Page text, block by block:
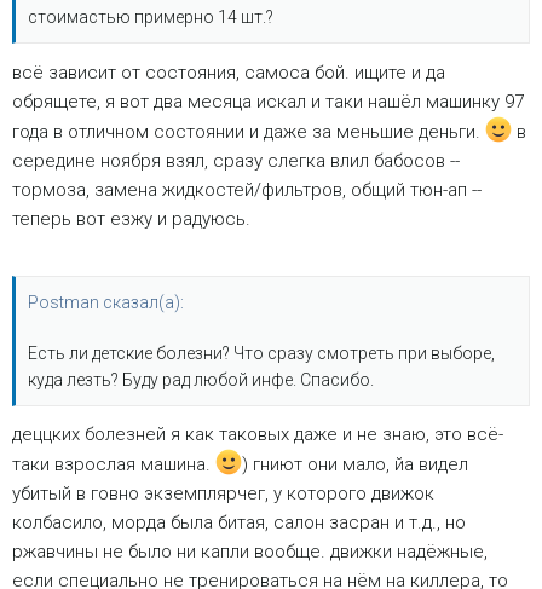
стоимастью примерно 14 шт.?
всё зависит от состояния, самоса бой. ищите и да
обрящете, я вот два месяца искал и таки нашёл машинку 97
года в отличном состоянии и даже за меньшие деньги.
в
середине ноября взял, сразу слегка влил бабосов --
тормоза, замена жидкостей/фильтров, общий тюн-ап --
теперь вот езжу и радуюсь.
Postman сказал(а):
Есть ли детские болезни? Что сразу смотреть при выборе,
куда лезть? Буду рад любой инфе. Спасибо.
деццких болезней я как таковых даже и не знаю, это всё-
таки взрослая машина.
) гниют они мало, йа видел
убитый в говно экземплярчег, у которого движок
колбасило, морда была битая, салон засран и т.д., но
ржавчины не было ни капли вообще. движки надёжные,
если специально не тренироваться на нём на киллера, то